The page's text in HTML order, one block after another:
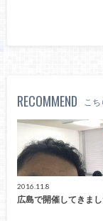
RECOMMEND こち
2016.11.8
広島で開催してきまし